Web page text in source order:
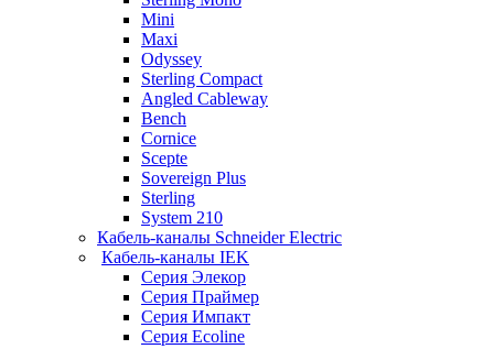
Mini
Maxi
Odyssey
Sterling Compact
Angled Cableway
Bench
Cornice
Scepte
Sovereign Plus
Sterling
System 210
Кабель-каналы Schneider Electric
Кабель-каналы IEK
Серия Элекор
Серия Праймер
Серия Импакт
Серия Ecoline